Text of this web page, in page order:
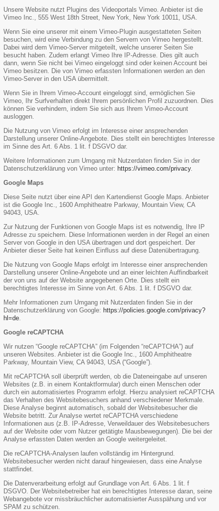
Unsere Website nutzt Plugins des Videoportals Vimeo. Anbieter ist die
Vimeo Inc., 555 West 18th Street, New York, New York 10011, USA.
Wenn Sie eine unserer mit einem Vimeo-Plugin ausgestatteten Seiten
besuchen, wird eine Verbindung zu den Servern von Vimeo hergestellt.
Dabei wird dem Vimeo-Server mitgeteilt, welche unserer Seiten Sie
besucht haben. Zudem erlangt Vimeo Ihre IP-Adresse. Dies gilt auch
dann, wenn Sie nicht bei Vimeo eingeloggt sind oder keinen Account bei
Vimeo besitzen. Die von Vimeo erfassten Informationen werden an den
Vimeo-Server in den USA übermittelt.
Wenn Sie in Ihrem Vimeo-Account eingeloggt sind, ermöglichen Sie
Vimeo, Ihr Surfverhalten direkt Ihrem persönlichen Profil zuzuordnen. Dies
können Sie verhindern, indem Sie sich aus Ihrem Vimeo-Account
ausloggen.
Die Nutzung von Vimeo erfolgt im Interesse einer ansprechenden
Darstellung unserer Online-Angebote. Dies stellt ein berechtigtes Interesse
im Sinne des Art. 6 Abs. 1 lit. f DSGVO dar.
Weitere Informationen zum Umgang mit Nutzerdaten finden Sie in der
Datenschutzerklärung von Vimeo unter: https://vimeo.com/privacy.
Google Maps
Diese Seite nutzt über eine API den Kartendienst Google Maps. Anbieter
ist die Google Inc., 1600 Amphitheatre Parkway, Mountain View, CA
94043, USA.
Zur Nutzung der Funktionen von Google Maps ist es notwendig, Ihre IP
Adresse zu speichern. Diese Informationen werden in der Regel an einen
Server von Google in den USA übertragen und dort gespeichert. Der
Anbieter dieser Seite hat keinen Einfluss auf diese Datenübertragung.
Die Nutzung von Google Maps erfolgt im Interesse einer ansprechenden
Darstellung unserer Online-Angebote und an einer leichten Auffindbarkeit
der von uns auf der Website angegebenen Orte. Dies stellt ein
berechtigtes Interesse im Sinne von Art. 6 Abs. 1 lit. f DSGVO dar.
Mehr Informationen zum Umgang mit Nutzerdaten finden Sie in der
Datenschutzerklärung von Google: https://policies.google.com/privacy?
hl=de
Google reCAPTCHA
Wir nutzen “Google reCAPTCHA” (im Folgenden “reCAPTCHA”) auf
unseren Websites. Anbieter ist die Google Inc., 1600 Amphitheatre
Parkway, Mountain View, CA 94043, USA (“Google”).
Mit reCAPTCHA soll überprüft werden, ob die Dateneingabe auf unseren
Websites (z.B. in einem Kontaktformular) durch einen Menschen oder
durch ein automatisiertes Programm erfolgt. Hierzu analysiert reCAPTCHA
das Verhalten des Websitebesuchers anhand verschiedener Merkmale.
Diese Analyse beginnt automatisch, sobald der Websitebesucher die
Website betritt. Zur Analyse wertet reCAPTCHA verschiedene
Informationen aus (z.B. IP-Adresse, Verweildauer des Websitebesuchers
auf der Website oder vom Nutzer getätigte Mausbewegungen). Die bei der
Analyse erfassten Daten werden an Google weitergeleitet.
Die reCAPTCHA-Analysen laufen vollständig im Hintergrund.
Websitebesucher werden nicht darauf hingewiesen, dass eine Analyse
stattfindet.
Die Datenverarbeitung erfolgt auf Grundlage von Art. 6 Abs. 1 lit. f
DSGVO. Der Websitebetreiber hat ein berechtigtes Interesse daran, seine
Webangebote vor missbräuchlicher automatisierter Ausspähung und vor
SPAM zu schützen.